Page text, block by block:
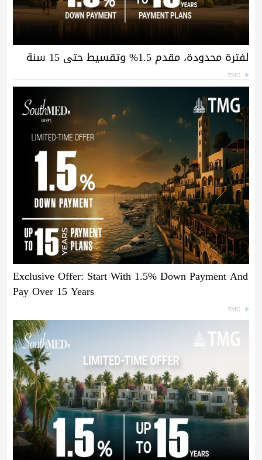
لفترة محدودة، مقدم 1.5% وتقسيط حتى 15 سنة
TMG
Exclusive Offer: Start With 1.5% Down Payment And
Pay Over 15 Years
TMG